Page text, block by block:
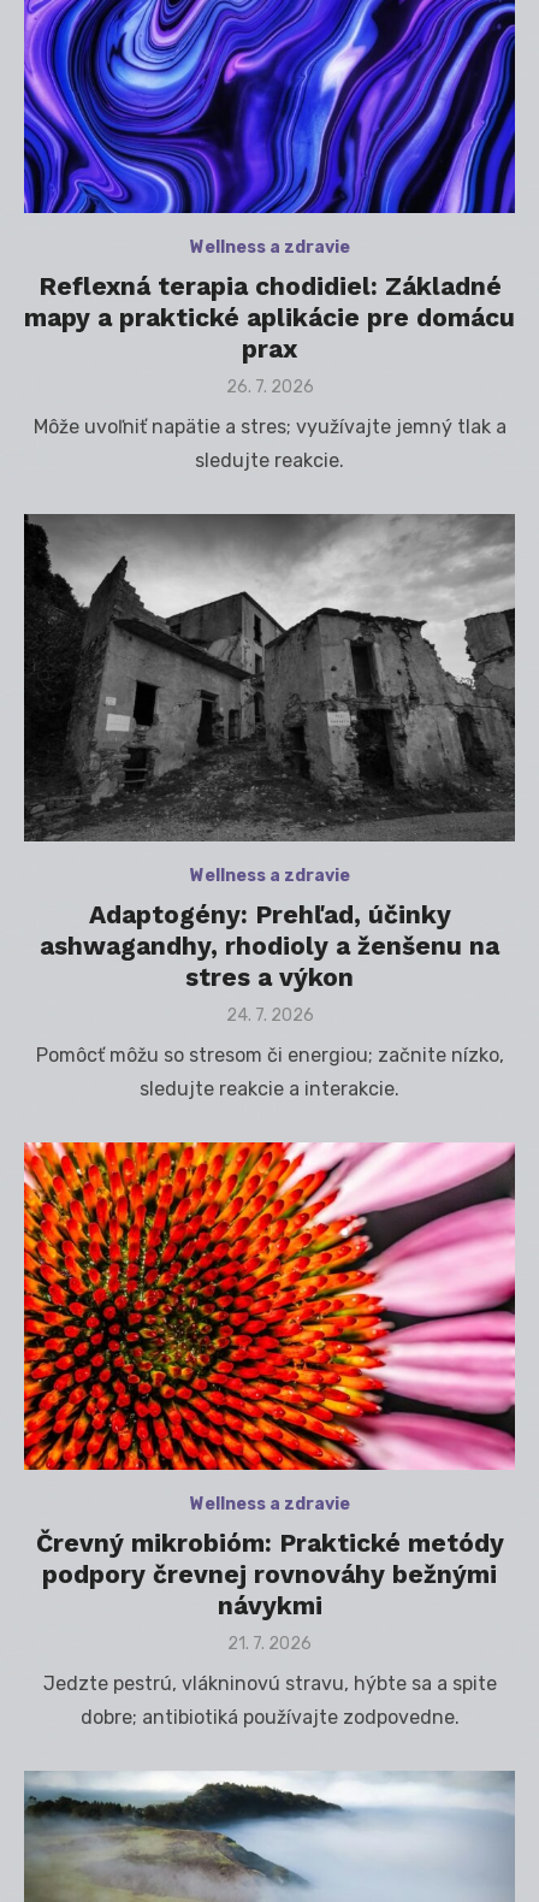
Wellness a zdravie
Reflexná terapia chodidiel: Základné
mapy a praktické aplikácie pre domácu
prax
Posted
26. 7. 2026
Môže uvoľniť napätie a stres; využívajte jemný tlak a
sledujte reakcie.
Wellness a zdravie
Adaptogény: Prehľad, účinky
ashwagandhy, rhodioly a ženšenu na
stres a výkon
Posted
24. 7. 2026
Pomôcť môžu so stresom či energiou; začnite nízko,
sledujte reakcie a interakcie.
Wellness a zdravie
Črevný mikrobióm: Praktické metódy
podpory črevnej rovnováhy bežnými
návykmi
Posted
21. 7. 2026
Jedzte pestrú, vlákninovú stravu, hýbte sa a spite
dobre; antibiotiká používajte zodpovedne.